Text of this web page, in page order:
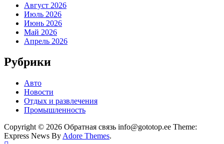
Август 2026
Июль 2026
Июнь 2026
Май 2026
Апрель 2026
Рубрики
Авто
Новости
Отдых и развлечения
Промышленность
Copyright © 2026 Обратная связь info@gototop.ee Theme:
Express News By Adore Themes.